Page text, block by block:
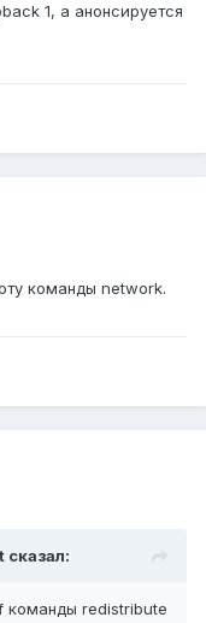
1, а анонсируется
команды network.
команды redistribute